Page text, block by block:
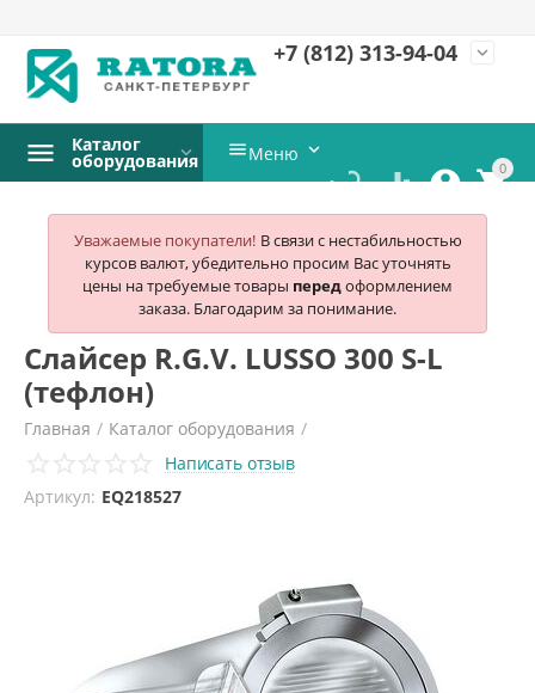
+7 (812) 313-94-04 expand_more
0


 
Каталог
оборудования Меню 
Уважаемые покупатели! В связи с нестабильностью
курсов валют, убедительно просим Вас уточнять
цены на требуемые товары передоформлением
заказа. Благодарим за понимание.
Слайсер R.G.V. LUSSO 300 S-L
(тефлон)
Главная / Каталог оборудования /
Электромеханическое оборудование
Написать отзыв
Артикул: EQ218527